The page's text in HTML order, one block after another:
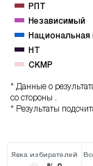
РПТ
Независимый
Национальная
НТ
CKMP
* Данные о
со стороны .
* Результаты
Явка избирателей